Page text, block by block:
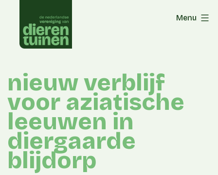
content
Menu
nieuw verblijf
voor aziatische
leeuwen in
diergaarde
blijdorp